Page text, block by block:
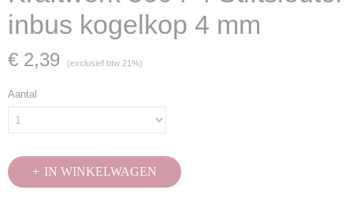
inbus kogelkop 4 mm
€ 2,39 (exclusief btw 21%)
Aantal
IN WINKELWAGEN